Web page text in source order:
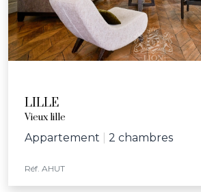
LILLE
Vieux lille
Appartement 2 chambres
Réf. AHUT